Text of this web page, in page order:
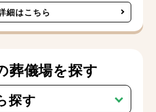
細はこちら
葬儀場を探す
探す